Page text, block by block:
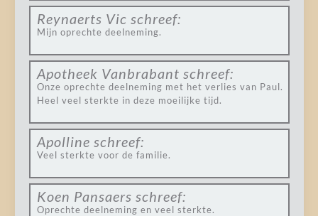
Reynaerts Vic schreef:
Mijn oprechte deelneming.
Apotheek Vanbrabant schreef:
Onze oprechte deelneming met het verlies van Paul.
Heel veel sterkte in deze moeilijke tijd.
Apolline schreef:
Veel sterkte voor de familie.
Koen Pansaers schreef:
Oprechte deelneming en veel sterkte.